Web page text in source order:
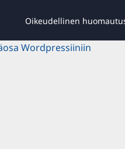
Oikeudellinen
Wordpressiiniin